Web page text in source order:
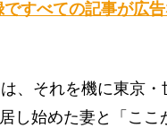
ですべての記事が広
、それを機に東京・
し始めた妻と「ここ